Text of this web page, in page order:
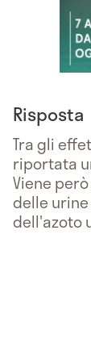
Risposta
Tra gli
riportata
Viene
delle
dell'azoto